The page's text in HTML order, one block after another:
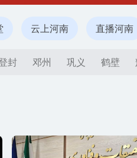
云上河南 直播河南
封 邓州 巩义 鹤壁